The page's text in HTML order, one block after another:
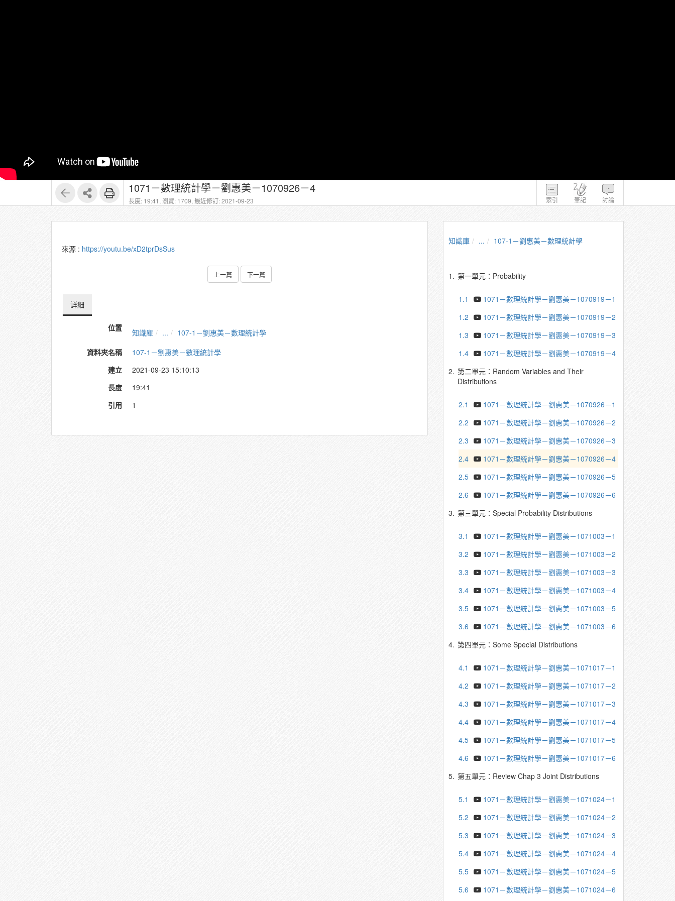
索引 筆記 討論
1071－數理統計學－劉惠美－1070926－4
長度: 19:41, 瀏覽: 1709, 最近修訂: 2021-09-23
來源 : https://youtu.be/xD2tprDsSus
上一篇 下一篇
詳細
位置 知識庫 ...
107-1－劉惠美－數理統計學
資料夾名稱
107-1－劉惠美－數理統計學
建立
2021-09-23 15:10:13
長度
19:41
引用
1
知識庫 ... 107-1－劉惠美－數理統計學
1. 第一單元：Probability
1.1
1071－數理統計學－劉惠美－1070919－1
1.2
1071－數理統計學－劉惠美－1070919－2
1.3
1071－數理統計學－劉惠美－1070919－3
1.4
1071－數理統計學－劉惠美－1070919－4
2. 第二單元：Random Variables and Their
Distributions
2.1
1071－數理統計學－劉惠美－1070926－1
2.2
1071－數理統計學－劉惠美－1070926－2
2.3
1071－數理統計學－劉惠美－1070926－3
2.4
1071－數理統計學－劉惠美－1070926－4
2.5
1071－數理統計學－劉惠美－1070926－5
2.6
1071－數理統計學－劉惠美－1070926－6
3. 第三單元：Special Probability Distributions
3.1
1071－數理統計學－劉惠美－1071003－1
3.2
1071－數理統計學－劉惠美－1071003－2
3.3
1071－數理統計學－劉惠美－1071003－3
3.4
1071－數理統計學－劉惠美－1071003－4
3.5
1071－數理統計學－劉惠美－1071003－5
3.6
1071－數理統計學－劉惠美－1071003－6
4. 第四單元：Some Special Distributions
4.1
1071－數理統計學－劉惠美－1071017－1
4.2
1071－數理統計學－劉惠美－1071017－2
4.3
1071－數理統計學－劉惠美－1071017－3
4.4
1071－數理統計學－劉惠美－1071017－4
4.5
1071－數理統計學－劉惠美－1071017－5
4.6
1071－數理統計學－劉惠美－1071017－6
5. 第五單元：Review Chap 3 Joint Distributions
5.1
1071－數理統計學－劉惠美－1071024－1
5.2
1071－數理統計學－劉惠美－1071024－2
5.3
1071－數理統計學－劉惠美－1071024－3
5.4
1071－數理統計學－劉惠美－1071024－4
5.5
1071－數理統計學－劉惠美－1071024－5
5.6
1071－數理統計學－劉惠美－1071024－6